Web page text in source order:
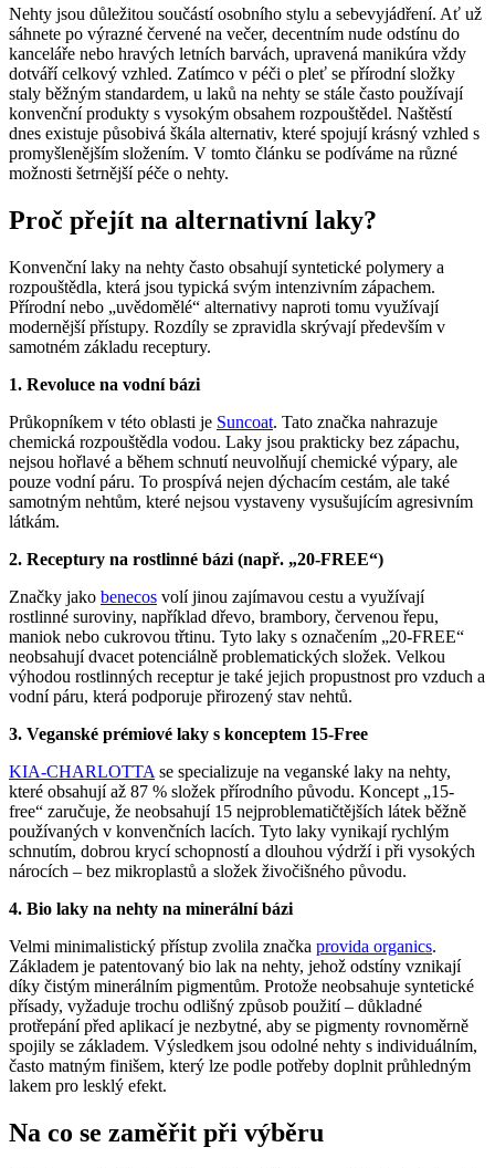
Nehty jsou důležitou součástí osobního stylu a sebevyjádření. Ať už
sáhnete po výrazné červené na večer, decentním nude odstínu do
kanceláře nebo hravých letních barvách, upravená manikúra vždy
dotváří celkový vzhled. Zatímco v péči o pleť se přírodní složky
staly běžným standardem, u laků na nehty se stále často používají
konvenční produkty s vysokým obsahem rozpouštědel. Naštěstí
dnes existuje působivá škála alternativ, které spojují krásný vzhled s
promyšlenějším složením. V tomto článku se podíváme na různé
možnosti šetrnější péče o nehty.
Proč přejít na alternativní laky?
Konvenční laky na nehty často obsahují syntetické polymery a
rozpouštědla, která jsou typická svým intenzivním zápachem.
Přírodní nebo „uvědomělé“ alternativy naproti tomu využívají
modernější přístupy. Rozdíly se zpravidla skrývají především v
samotném základu receptury.
1. Revoluce na vodní bázi
Průkopníkem v této oblasti je Suncoat. Tato značka nahrazuje
chemická rozpouštědla vodou. Laky jsou prakticky bez zápachu,
nejsou hořlavé a během schnutí neuvolňují chemické výpary, ale
pouze vodní páru. To prospívá nejen dýchacím cestám, ale také
samotným nehtům, které nejsou vystaveny vysušujícím agresivním
látkám.
2. Receptury na rostlinné bázi (např. „20-FREE“)
Značky jako benecos volí jinou zajímavou cestu a využívají
rostlinné suroviny, například dřevo, brambory, červenou řepu,
maniok nebo cukrovou třtinu. Tyto laky s označením „20-FREE“
neobsahují dvacet potenciálně problematických složek. Velkou
výhodou rostlinných receptur je také jejich propustnost pro vzduch a
vodní páru, která podporuje přirozený stav nehtů.
3. Veganské prémiové laky s konceptem 15-Free
KIA-CHARLOTTA se specializuje na veganské laky na nehty,
které obsahují až 87 % složek přírodního původu. Koncept „15-
free“ zaručuje, že neobsahují 15 nejproblematičtějších látek běžně
používaných v konvenčních lacích. Tyto laky vynikají rychlým
schnutím, dobrou krycí schopností a dlouhou výdrží i při vysokých
nárocích – bez mikroplastů a složek živočišného původu.
4. Bio laky na nehty na minerální bázi
Velmi minimalistický přístup zvolila značka provida organics.
Základem je patentovaný bio lak na nehty, jehož odstíny vznikají
díky čistým minerálním pigmentům. Protože neobsahuje syntetické
přísady, vyžaduje trochu odlišný způsob použití – důkladné
protřepání před aplikací je nezbytné, aby se pigmenty rovnoměrně
spojily se základem. Výsledkem jsou odolné nehty s individuálním,
často matným finišem, který lze podle potřeby doplnit průhledným
lakem pro lesklý efekt.
Na co se zaměřit při výběru